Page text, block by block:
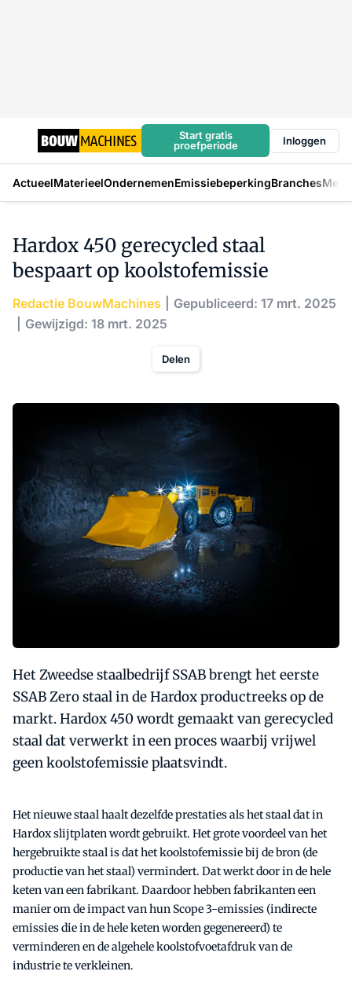
Start gratis
proefperiode
Inloggen
ActueelMaterieelOndernemenEmissiebeperkingBranches
Hardox 450 gerecycled staal
bespaart op koolstofemissie
Redactie BouwMachines
Gepubliceerd: 17 mrt. 2025
Gewijzigd: 18 mrt. 2025
Delen
Het Zweedse staalbedrijf SSAB brengt het eerste
SSAB Zero staal in de Hardox productreeks op de
markt. Hardox 450 wordt gemaakt van gerecycled
staal dat verwerkt in een proces waarbij vrijwel
geen koolstofemissie plaatsvindt.
Het nieuwe staal haalt dezelfde prestaties als het staal dat in
Hardox slijtplaten wordt gebruikt. Het grote voordeel van het
hergebruikte staal is dat het koolstofemissie bij de bron (de
productie van het staal) vermindert. Dat werkt door in de hele
keten van een fabrikant. Daardoor hebben fabrikanten een
manier om de impact van hun Scope 3-emissies (indirecte
emissies die in de hele keten worden gegenereerd) te
verminderen en de algehele koolstofvoetafdruk van de
industrie te verkleinen.